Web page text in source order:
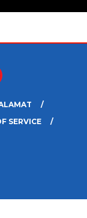
SERVICE